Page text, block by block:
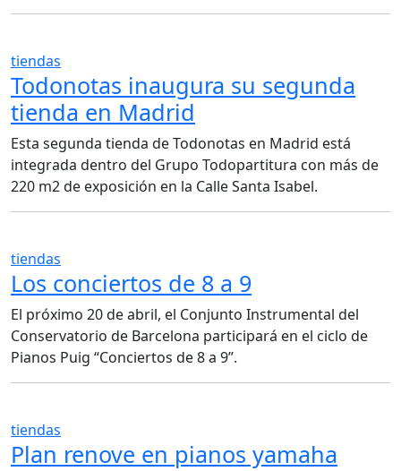
tiendas
Todonotas inaugura su segunda
tienda en Madrid
Esta segunda tienda de Todonotas en Madrid está
integrada dentro del Grupo Todopartitura con más de
220 m2 de exposición en la Calle Santa Isabel.
tiendas
Los conciertos de 8 a 9
El próximo 20 de abril, el Conjunto Instrumental del
Conservatorio de Barcelona participará en el ciclo de
Pianos Puig “Conciertos de 8 a 9”.
tiendas
Plan renove en pianos yamaha